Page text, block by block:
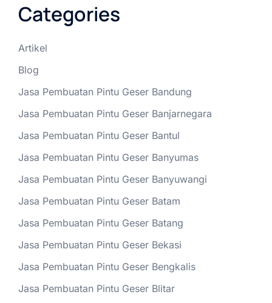
Categories
Artikel
Blog
Jasa Pembuatan Pintu Geser Bandung
Jasa Pembuatan Pintu Geser Banjarnegara
Jasa Pembuatan Pintu Geser Bantul
Jasa Pembuatan Pintu Geser Banyumas
Jasa Pembuatan Pintu Geser Banyuwangi
Jasa Pembuatan Pintu Geser Batam
Jasa Pembuatan Pintu Geser Batang
Jasa Pembuatan Pintu Geser Bekasi
Jasa Pembuatan Pintu Geser Bengkalis
Jasa Pembuatan Pintu Geser Blitar